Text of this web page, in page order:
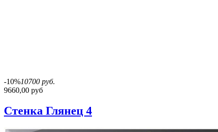
-10%10700 руб.
9660,00 руб
Стенка Глянец 4